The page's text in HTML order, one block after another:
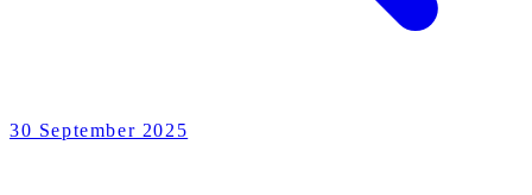
30 September 2025